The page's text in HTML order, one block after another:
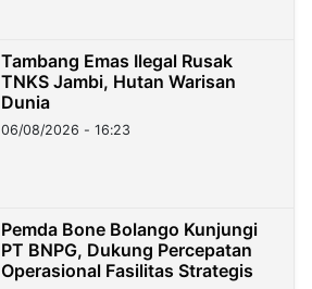
Tambang Emas Ilegal Rusak
TNKS Jambi, Hutan Warisan
Dunia
06/08/2026 - 16:23
Pemda Bone Bolango Kunjungi
PT BNPG, Dukung Percepatan
Operasional Fasilitas Strategis